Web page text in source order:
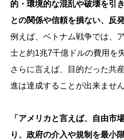
的・環境的な混乱や破壊を引
との関係や信頼を損ない、反
例えば、ベトナム戦争では、
士と約1兆7千億ドルの費用を
さらに言えば、目的だった共
進は達成することが出来ません
「アメリカと言えば、自由市
り、政府の介入や規制を最小